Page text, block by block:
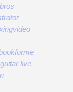
live